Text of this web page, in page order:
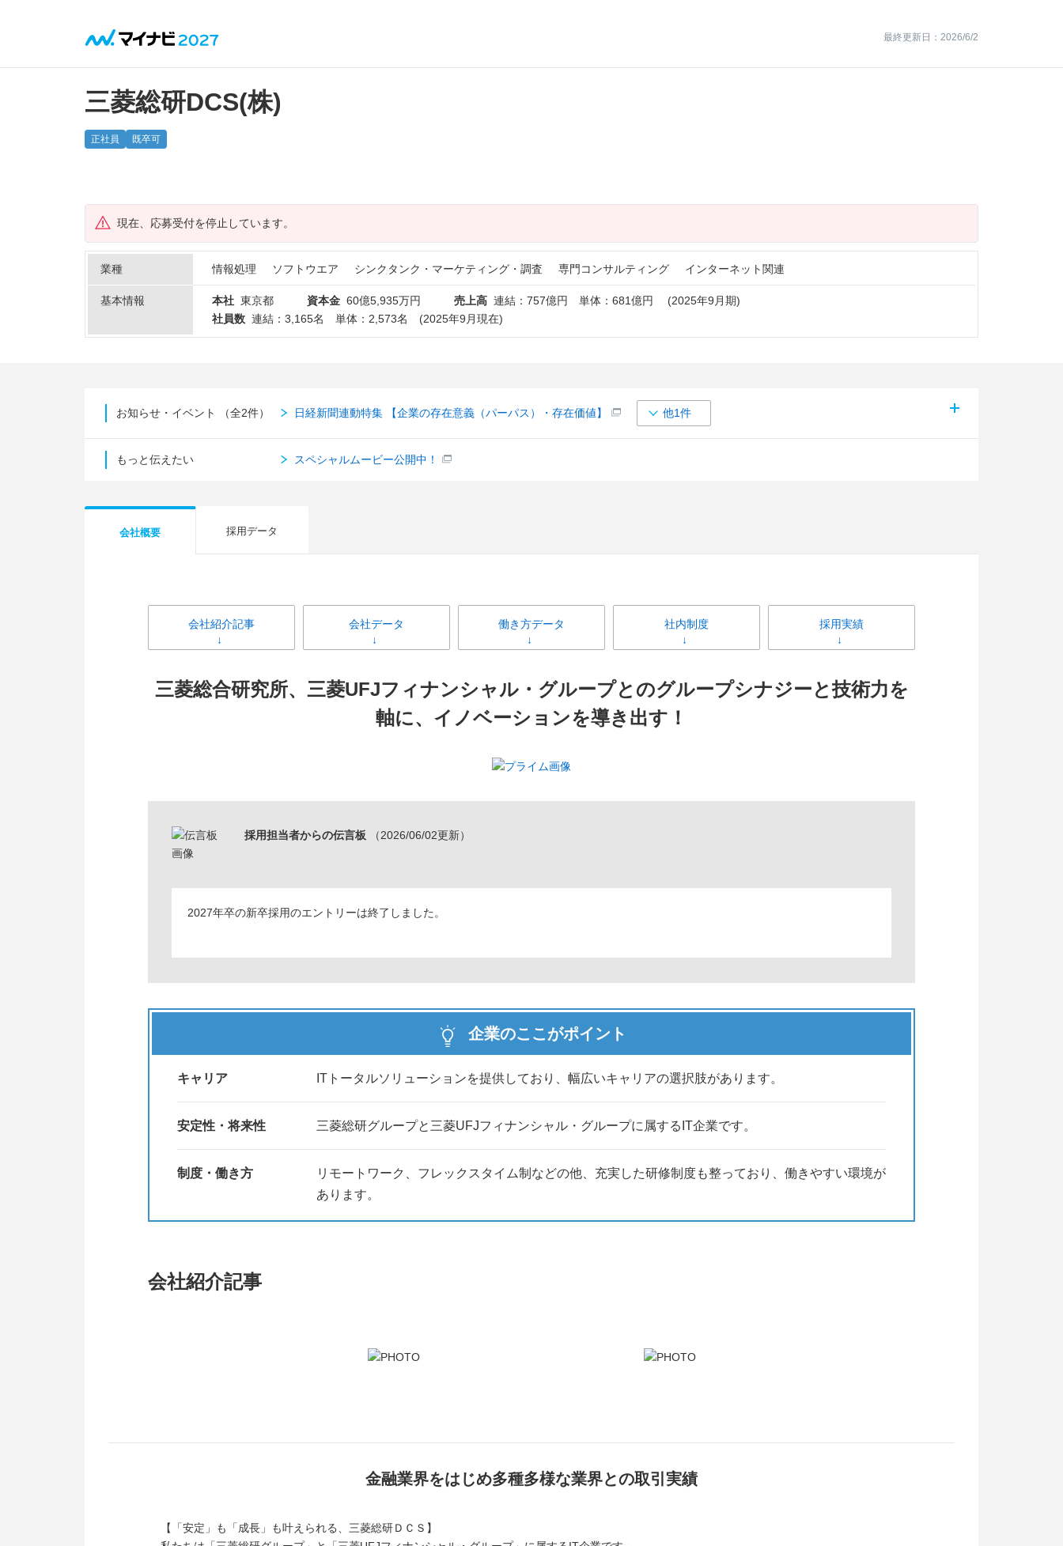
最終更新日：2026/6/2
三菱総研DCS(株)
正社員 既卒可
現在、応募受付を停止しています。
業種 情報処理 ソフトウエア シンクタンク・マーケティング・調査 専門コンサルティング インターネット関連
基本情報 本社 東京都 資本金 60億5,935万円 売上高 連結：757億円 単体：681億円 (2025年9月期)
社員数 連結：3,165名 単体：2,573名 (2025年9月現在)
お知らせ・イベント （全2件） 日経新聞連動特集 【企業の存在意義（パーパス）・存在価値】 他1件
もっと伝えたい スペシャルムービー公開中！
会社概要 採用データ
会社紹介記事 会社データ 働き方データ 社内制度 採用実績
三菱総合研究所、三菱UFJフィナンシャル・グループとのグループシナジーと技術力を
軸に、イノベーションを導き出す！
採用担当者からの伝言板 （2026/06/02更新）
2027年卒の新卒採用のエントリーは終了しました。
企業のここがポイント
キャリア ITトータルソリューションを提供しており、幅広いキャリアの選択肢があります。
安定性・将来性 三菱総研グループと三菱UFJフィナンシャル・グループに属するIT企業です。
制度・働き方
リモートワーク、フレックスタイム制などの他、充実した研修制度も整っており、働きやすい環境が
あります。
会社紹介記事
金融業界をはじめ多種多様な業界との取引実績
【「安定」も「成長」も叶えられる、三菱総研ＤＣＳ】